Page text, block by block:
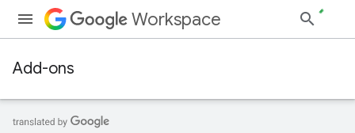
Workspace
Add-ons